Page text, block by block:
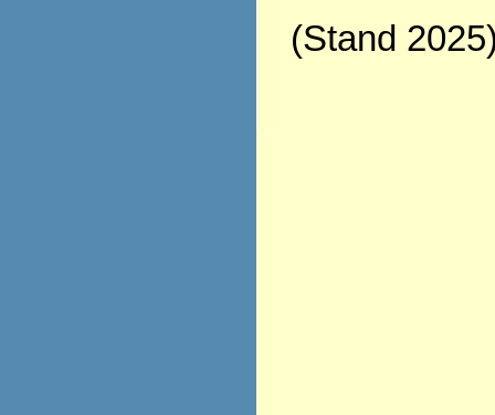
(Stand